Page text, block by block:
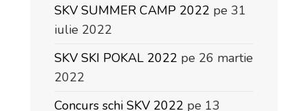
SKV SUMMER CAMP 2022 pe 31
iulie 2022
SKV SKI POKAL 2022 pe 26 martie
2022
Concurs schi SKV 2022 pe 13